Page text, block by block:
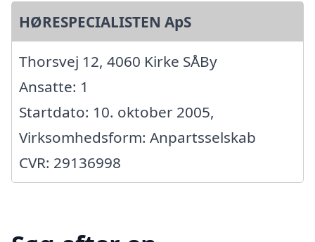
HØRESPECIALISTEN ApS
Thorsvej 12, 4060 Kirke SÅBy
Ansatte: 1
Startdato: 10. oktober 2005,
Virksomhedsform: Anpartsselskab
CVR: 29136998